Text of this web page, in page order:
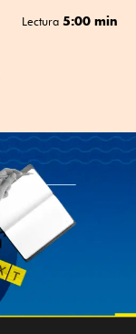
Lectura 5:00 min